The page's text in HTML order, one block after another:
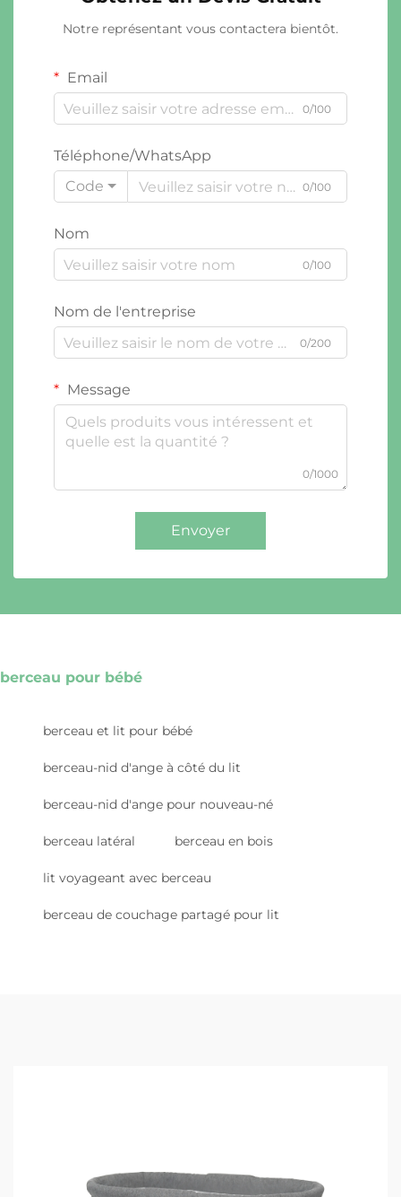
Notre représentant vous contactera bientôt.
Email
0/100
Téléphone/WhatsApp
Code
0/100
Nom
0/100
Nom de l'entreprise
0/200
Message
0/1000
Envoyer
berceau pour bébé
berceau et lit pour bébé
berceau-nid d'ange à côté du lit
berceau-nid d'ange pour nouveau-né
berceau latéral berceau en bois
lit voyageant avec berceau
berceau de couchage partagé pour lit